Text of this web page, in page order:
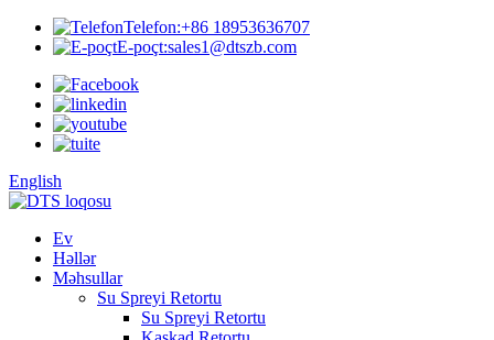
Telefon:+86 18953636707
E-poçt:sales1@dtszb.com
English
Ev
Həllər
Məhsullar
Su Spreyi Retortu
Su Spreyi Retortu